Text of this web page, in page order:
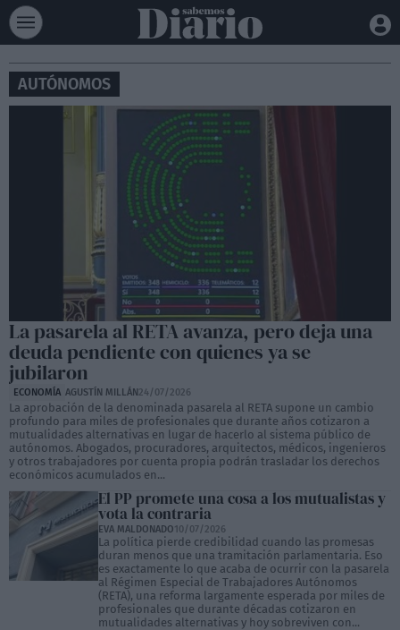
AUTÓNOMOS
La pasarela al RETA avanza, pero deja una
deuda pendiente con quienes ya se
jubilaron
ECONOMÍA AGUSTÍN MILLÁN24/07/2026
La aprobación de la denominada pasarela al RETA supone un cambio
profundo para miles de profesionales que durante años cotizaron a
mutualidades alternativas en lugar de hacerlo al sistema público de
autónomos. Abogados, procuradores, arquitectos, médicos, ingenieros
y otros trabajadores por cuenta propia podrán trasladar los derechos
económicos acumulados en...
El PP promete una cosa a los mutualistas y
vota la contraria
EVA MALDONADO10/07/2026
La política pierde credibilidad cuando las promesas
duran menos que una tramitación parlamentaria. Eso
es exactamente lo que acaba de ocurrir con la pasarela
al Régimen Especial de Trabajadores Autónomos
(RETA), una reforma largamente esperada por miles de
profesionales que durante décadas cotizaron en
mutualidades alternativas y hoy sobreviven con...